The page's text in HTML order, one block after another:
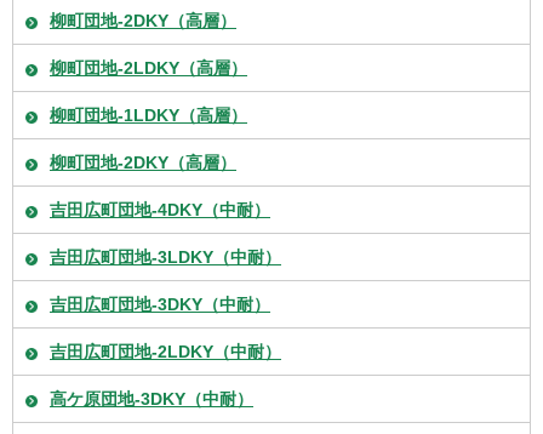
柳町団地-2DKY（高層）
柳町団地-2LDKY（高層）
柳町団地-1LDKY（高層）
柳町団地-2DKY（高層）
吉田広町団地-4DKY（中耐）
吉田広町団地-3LDKY（中耐）
吉田広町団地-3DKY（中耐）
吉田広町団地-2LDKY（中耐）
高ケ原団地-3DKY（中耐）